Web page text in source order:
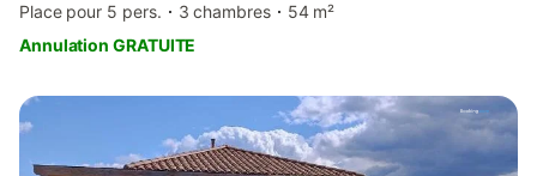
Place pour 5 pers.
3 chambres
54 m²
Annulation GRATUITE